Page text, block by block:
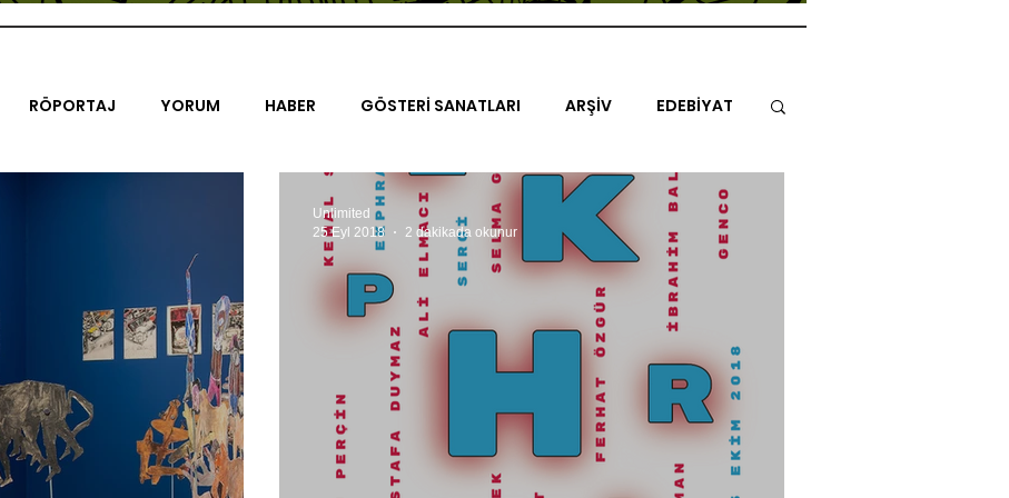
RÖPORTAJ YORUM HABER GÖSTERİ SANATLARI ARŞİV EDEBİYAT
UNLIMITED KIDS KİTAP MİMARİ MÜZİK
ON SORULUK SOHBETLER 500K AK-SAYANLAR
KIVRIM PARIS UNLIMITED AKS-ENDAZ TUHAF AÇI
Unlimited
25 Eyl 2018
2 dakikada okunur